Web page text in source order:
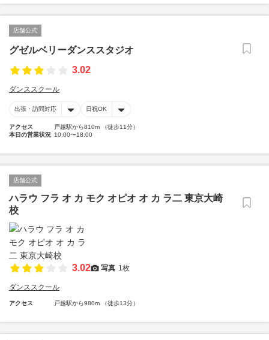
店舗公式
グゼルベリーダンススタジオ
3.02
ダンススクール
出張・訪問対応 日祝OK
アクセス
戸越駅から810m （徒歩11分）
本日の営業状況 10:00〜18:00
店舗公式
ハラウ フラ オ カ モク オピオ オ カ ラ二 東京大崎
校
3.02 写真 1枚
ダンススクール
アクセス 戸越駅から980m （徒歩13分）